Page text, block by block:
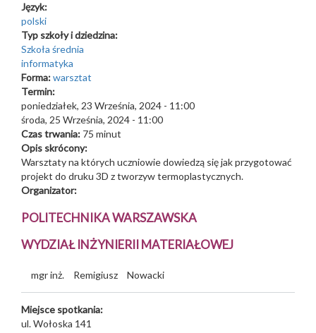
Język:
polski
Typ szkoły i dziedzina:
Szkoła średnia
informatyka
Forma:warsztat
Termin:
poniedziałek, 23 Września, 2024 - 11:00
środa, 25 Września, 2024 - 11:00
Czas trwania: 75 minut
Opis skrócony:
Warsztaty na których uczniowie dowiedzą się jak przygotować
projekt do druku 3D z tworzyw termoplastycznych.
Organizator:
POLITECHNIKA WARSZAWSKA
WYDZIAŁ INŻYNIERII MATERIAŁOWEJ
mgr inż. Remigiusz Nowacki
Miejsce spotkania:
ul. Wołoska 141